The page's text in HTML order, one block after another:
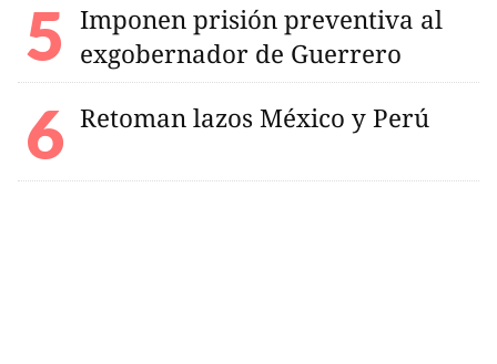
Imponen prisión preventiva al
exgobernador de Guerrero
Retoman lazos México y Perú